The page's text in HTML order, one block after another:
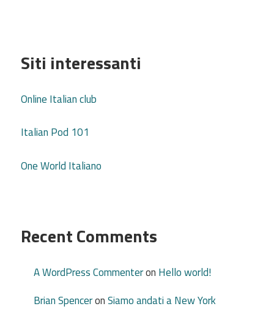
Siti interessanti
Online Italian club
Italian Pod 101
One World Italiano
Recent Comments
A WordPress Commenteron Hello world!
Brian SpenceronSiamo andati a New York